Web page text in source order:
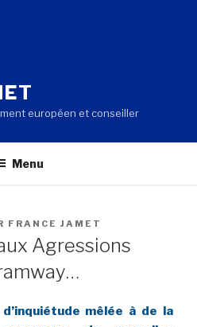
européen et conseiller
Menu
FRANCE JAMET
Agressions
mêlée à de la